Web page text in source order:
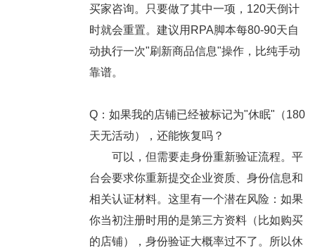
买家咨询。只要做了其中一项，120天倒计
时就会重置。建议用RPA脚本每80-90天自
动执行一次"刷新商品信息"操作，比纯手动
靠谱。
Q：如果我的店铺已经被标记为"休眠"（180
天无活动），还能恢复吗？
可以，但需要走身份重新验证流程。平
台会要求你重新提交企业资质、身份信息和
相关认证材料。这里有一个潜在风险：如果
你当初注册时用的是第三方资料（比如购买
的店铺），身份验证大概率过不了。所以休